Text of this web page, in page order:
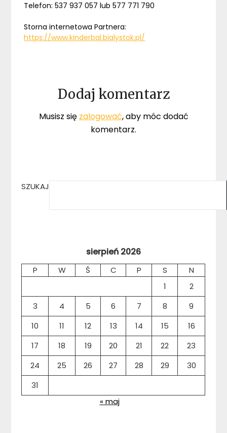
Telefon: 537 937 057 lub 577 771 790
Storna internetowa Partnera:
https://www.kinderbal.bialystok.pl/
Dodaj komentarz
Musisz się zalogować, aby móc dodać
komentarz.
SZUKAJ
sierpień 2026
P W Ś C P S
N
1
2
3
4 5 6 7 8
9
10
11 12 13 14 15
16
17
18 19 20 21 22
23
24
25 26 27 28 29
30
31
« maj